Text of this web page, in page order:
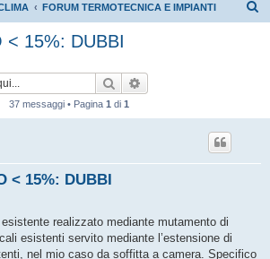
FORUM TERMOTECNICA E IMPIANTI
< 15%: DUBBI
Cerca
37 messaggi • Pagina 1 di 1
< 15%: DUBBI
realizzato mediante mutamento di
esistenti servito mediante l’estensione di
nel mio caso da soffitta a camera. Specifico